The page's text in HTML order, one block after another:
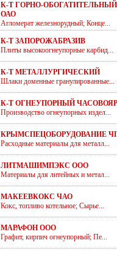
К-Т ГОРНО-
ОАО
Агломерат железнорудный; Конце...
К-Т ЗАПОРОЖАБРАЗИВ
Плиты высокоогнеупорные карбид...
К-Т МЕТАЛЛУРГИЧЕСКИЙ
Шлаки доменные гранулированные...
К-Т ОГНЕУПОРНЫЙ
Производство огнеупорных издел...
КРЫМСПЕЦОБОРУДОВАНИЕ
Расходные материалы для металл...
ЛИТМАШИМПЭКС ООО
Материалы для литейных и метал...
МАКЕЕВКОКС ЧАО
Кокс, топливо котельное; Сырье...
МАРАФОН ООО
Графит, кирпич огнеупорный; Пе...